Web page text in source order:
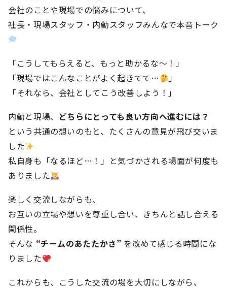
会社のことや現場での悩みについて、
社長・現場スタッフ・内勤スタッフみんなで本音トーク
「こうしてもらえると、もっと助かるな〜！」
「現場ではこんなことがよく起きてて…
」
「それなら、会社としてこう改善しよう！」
内勤と現場、 どちらにとっても良い方向へ進むには？
という共通の想いのもと、たくさんの意見が飛び交いま
した
私自身も「なるほど…！」と気づかされる場面が何度も
ありました
楽しく交流しながらも、
お互いの立場や想いを尊重し合い、きちんと話し合える
関係性。
そんな “チームのあたたかさ” を改めて感じる時間にな
りました
これからも、こうした交流の場を大切にしながら、